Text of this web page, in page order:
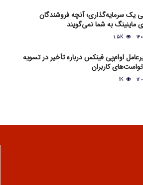
یک سرمایه‌گذاری؛ آنچه فروشندگان
ماینینگ به شما نمی‌گویند
1.5K
او‌ام‌پی فینکس درباره تأخیر در تسویه
کاربران
1K